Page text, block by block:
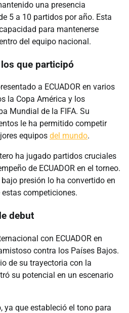
una presencia
5 a 10 partidos por año. Esta
para mantenerse
del equipo nacional.
que participó
a ECUADOR en varios
la Copa América y los
Mundial de la FIFA. Su
le ha permitido competir
equipos del mundo.
ha jugado partidos cruciales
de ECUADOR en el torneo.
presión lo ha convertido en
competiciones.
debut
con ECUADOR en
contra los Países Bajos.
de su trayectoria con la
su potencial en un escenario
que estableció el tono para